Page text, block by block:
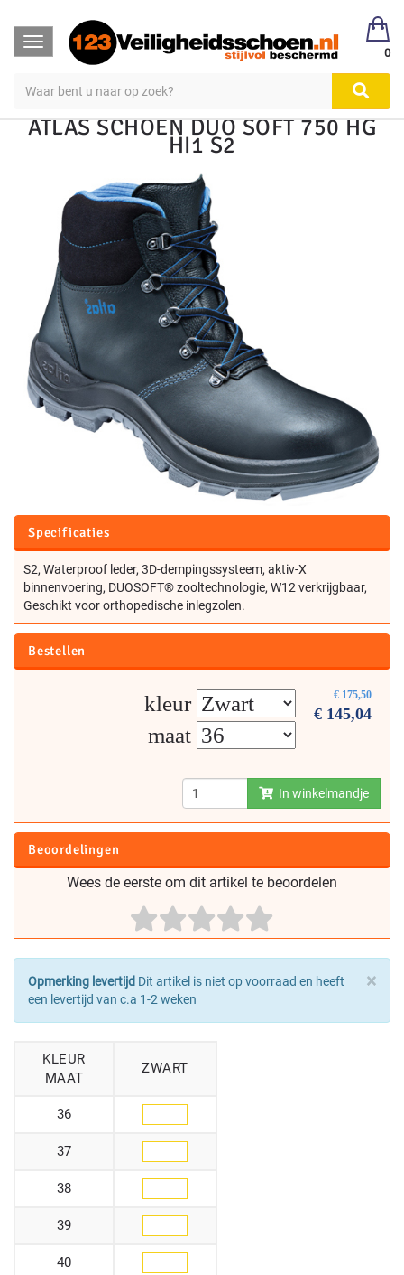
Toggle
navigation
0
123Veiligheidsschoen
Veiligheidsschoenen
Hoog S1, S2, S3
ATLAS SCHOEN DUO SOFT 750 HG
HI1 S2
Specificaties
S2, Waterproof leder, 3D-dempingssysteem, aktiv-X
binnenvoering, DUOSOFT® zooltechnologie, W12 verkrijgbaar,
Geschikt voor orthopedische inlegzolen.
Bestellen
€ 175,50
€ 145,04
kleur
maat
In winkelmandje
Beoordelingen
Wees de eerste om dit artikel te beoordelen
×
Opmerking levertijd Dit artikel is niet op voorraad en heeft
een levertijd van c.a 1-2 weken
KLEUR
MAAT
ZWART
36
37
38
39
40